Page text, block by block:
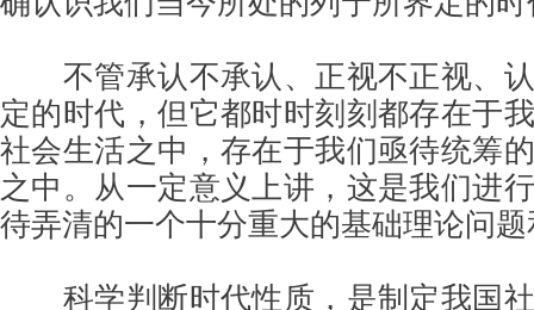
不管承认不承认、正视不正视、
定的时代，但它都时时刻刻都存在于
社会生活之中，存在于我们亟待统筹
之中。从一定意义上讲，这是我们进
待弄清的一个十分重大的基础理论问
科学判断时代性质，是制定我国